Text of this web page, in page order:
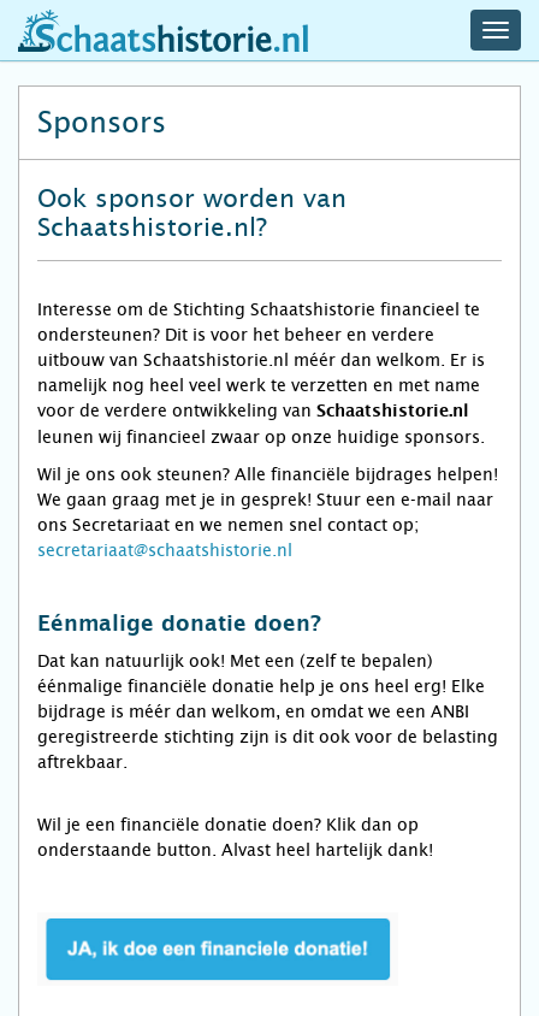
schaatshistorie.nl
Sponsors
Ook sponsor worden van
Schaatshistorie.nl?
Interesse om de Stichting Schaatshistorie financieel te
ondersteunen? Dit is voor het beheer en verdere
uitbouw van Schaatshistorie.nl méér dan welkom. Er is
namelijk nog heel veel werk te verzetten en met name
voor de verdere ontwikkeling van Schaatshistorie.nl
leunen wij financieel zwaar op onze huidige sponsors.
Wil je ons ook steunen? Alle financiële bijdrages helpen!
We gaan graag met je in gesprek! Stuur een e-mail naar
ons Secretariaat en we nemen snel contact op;
secretariaat@schaatshistorie.nl
Eénmalige donatie doen?
Dat kan natuurlijk ook! Met een (zelf te bepalen)
éénmalige financiële donatie help je ons heel erg! Elke
bijdrage is méér dan welkom, en omdat we een ANBI
geregistreerde stichting zijn is dit ook voor de belasting
aftrekbaar.
Wil je een financiële donatie doen? Klik dan op
onderstaande button. Alvast heel hartelijk dank!